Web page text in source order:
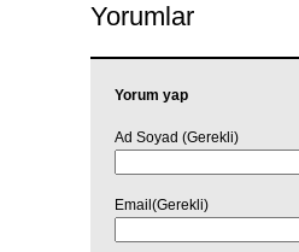
Yorumlar
Yorum yap
Ad Soyad (Gerekli)
Email(Gerekli)